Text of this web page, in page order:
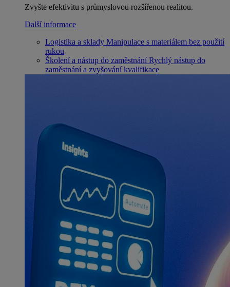
Zvyšte efektivitu s průmyslovou rozšířenou realitou.
Další informace
Logistika a sklady Manipulace s materiálem bez použití
rukou
Školení a nástup do zaměstnání Rychlý nástup do
zaměstnání a zvyšování kvalifikace